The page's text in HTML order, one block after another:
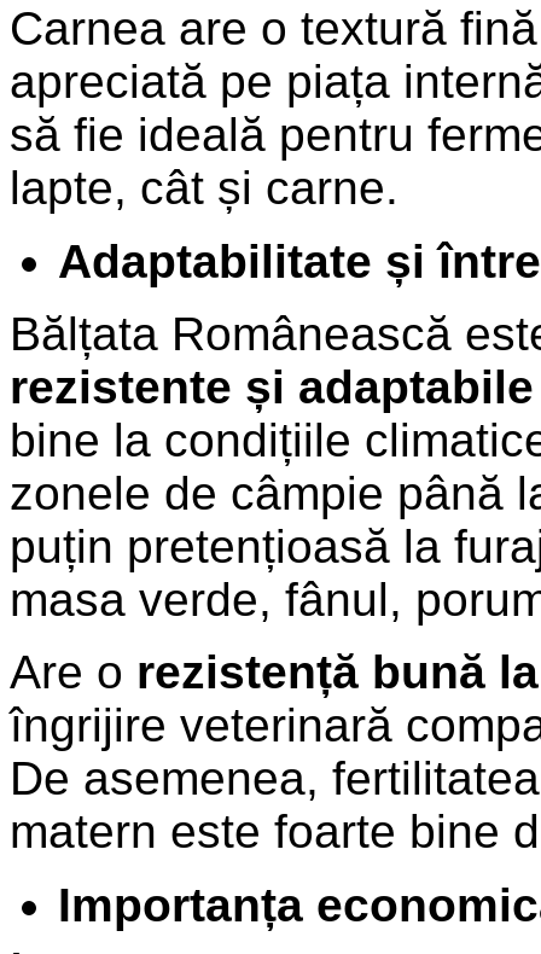
Carnea are o textură
apreciată pe piața
să fie ideală pentru
lapte, cât și carne.
Adaptabilitate și
Bălțata Românească
rezistente și
bine la condițiile
zonele de câmpie până
puțin pretențioasă la
masa verde, fânul,
Are o rezistență bună
îngrijire veterinară
De asemenea,
matern este foarte bine
Importanța